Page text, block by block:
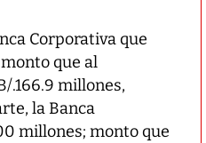
Corporativa que
que al
.166.9 millones,
la Banca
millones; monto que